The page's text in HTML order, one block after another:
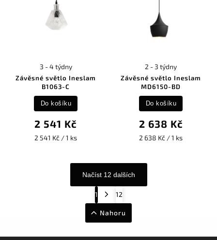
Závěsné světlo Ineslam
B1063-C
3 - 4 týdny
2 541 Kč
2 541 Kč / 1 ks
Do košíku
Závěsné světlo Ineslam
MD6150-BD
2 - 3 týdny
2 638 Kč
2 638 Kč / 1 ks
Do košíku
Načíst 12 dalších
1 12
Nahoru